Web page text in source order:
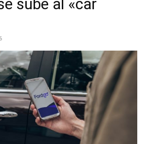
sube al «car